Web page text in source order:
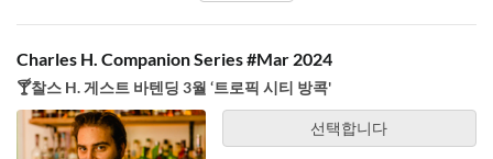
Charles H. Companion Series #Mar 2024
🍸찰스 H. 게스트 바텐딩 3월 ‘트로픽 시티 방콕'
선택합니다